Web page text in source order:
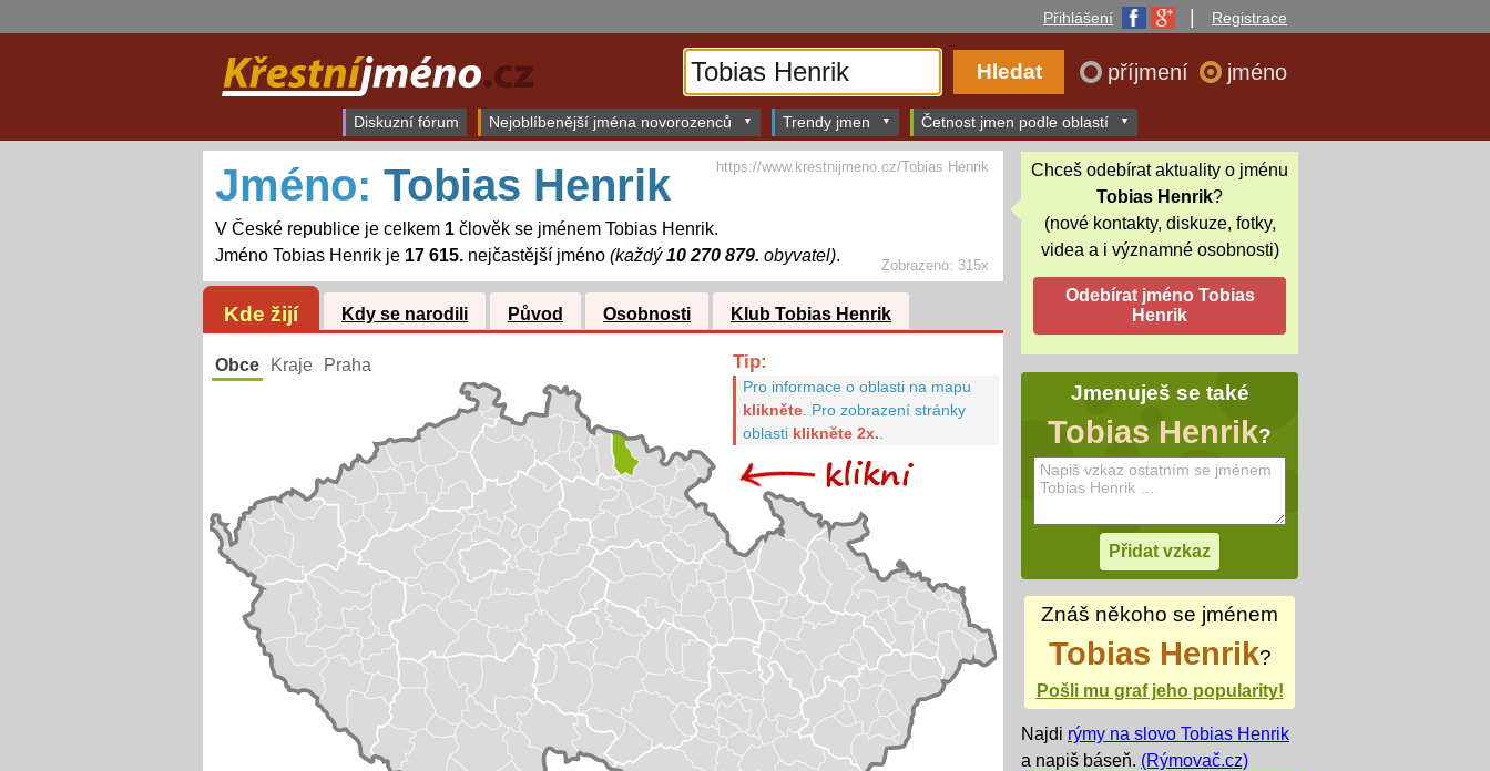
Přihlášení Registrace
příjmení jméno
Diskuzní fórum Nejoblíbenější jména novorozenců Trendy jmen Četnost jmen podle oblastí
Zobrazeno: 315x
Jméno: Tobias Henrik
V České republice je celkem 1člověk se jménem Tobias Henrik.
Jméno Tobias Henrik je 17 615.nejčastější jméno (každý10 270 879. obyvatel).
https://www.krestnijmeno.cz/Tobias Henrik
Kde žijí Kdy se narodili Původ Osobnosti Klub Tobias Henrik
Obce Kraje Praha Tip:
Pro informace o oblasti na mapu
klikněte. Pro zobrazení stránky
oblasti klikněte 2x.
Chceš odebírat aktuality o jménu
Tobias Henrik?
(nové kontakty, diskuze, fotky,
videa a i významné osobnosti)
Jmenuješ se také
Tobias Henrik?
Znáš někoho se jménem
Tobias Henrik?
Pošli mu graf jeho popularity!
Najdi rýmy na slovo Tobias Henrik
a napiš báseň. (Rýmovač.cz)